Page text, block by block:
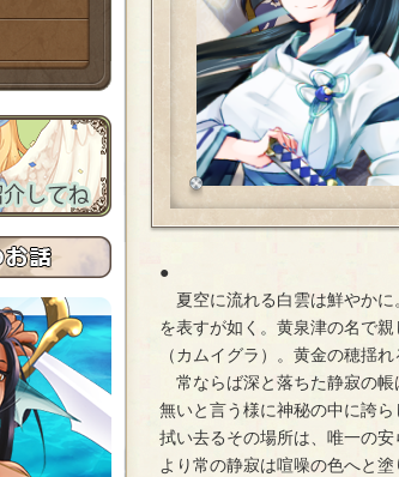
●
夏空に流れる白雲は鮮やかに
を表すが如く。黄泉津の名で
（カムイグラ）。黄金の穂揺
常ならば深と落ちた静寂の帳
無いと言う様に神秘の中に誇
拭い去るその場所は、唯一の
より常の静寂は喧噪の色へと塗